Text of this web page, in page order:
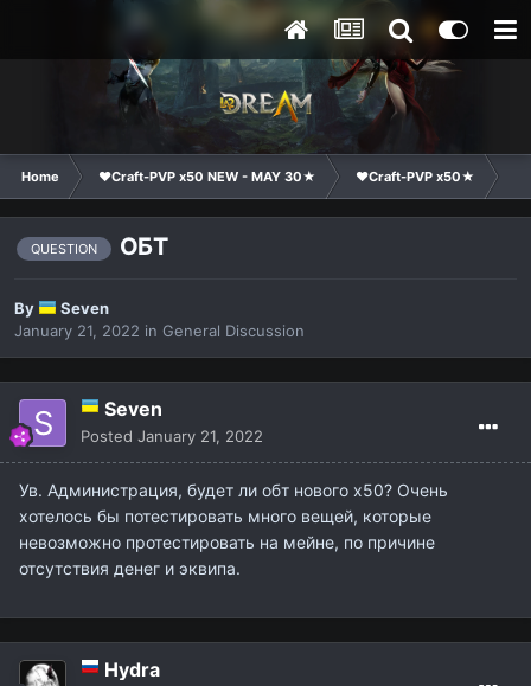
Home ❤Craft-PVP x50 NEW - MAY 30★ ❤Craft-PVP x50★
QUESTION ОБТ
By
Seven
January 21, 2022 in General Discussion
Seven
Posted January 21, 2022
Ув. Администрация, будет ли обт нового х50? Очень
хотелось бы потестировать много вещей, которые
невозможно протестировать на мейне, по причине
отсутствия денег и эквипа.
Hydra